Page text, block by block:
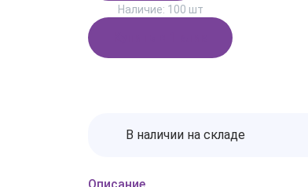
Наличие: 100 шт
В наличии на складе